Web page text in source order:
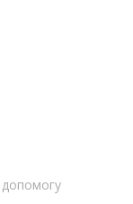
допомогу